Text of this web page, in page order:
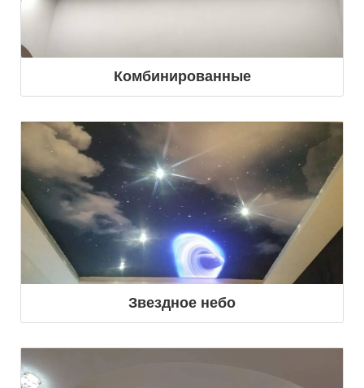
Комбинированные
Звездное небо